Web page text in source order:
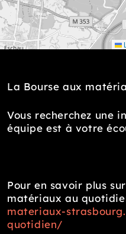
La Bourse aux
Vous recherchez une
équipe est à votre
Pour en savoir plus
matériaux au
materiaux-
quotidien/